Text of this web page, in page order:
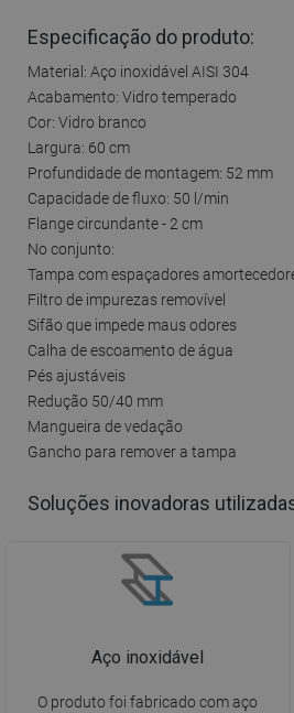
Especificação do produto:
Material: Aço inoxidável AISI 304
Acabamento: Vidro temperado
Cor: Vidro branco
Largura: 60 cm
Profundidade de montagem: 52 mm
Capacidade de fluxo: 50 l/min
Flange circundante - 2 cm
No conjunto:
Tampa com espaçadores
Filtro de impurezas removível
Sifão que impede maus odores
Calha de escoamento de água
Pés ajustáveis
Redução 50/40 mm
Mangueira de vedação
Gancho para remover a tampa
Soluções inovadoras
Aço inoxidável
O produto foi fabricado com aço